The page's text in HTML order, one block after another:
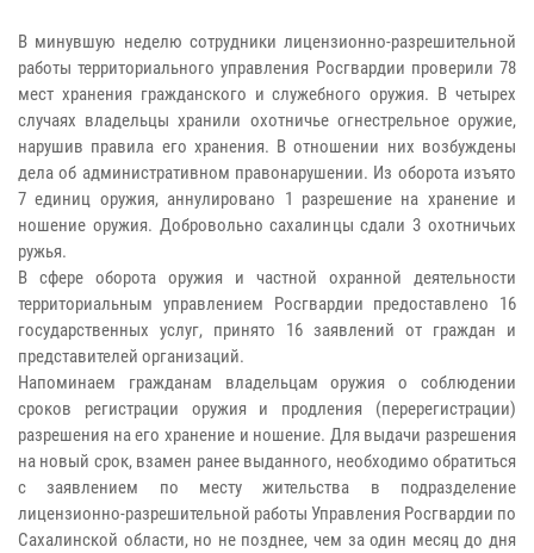
В минувшую неделю сотрудники лицензионно-разрешительной
работы территориального управления Росгвардии проверили 78
мест хранения гражданского и служебного оружия. В четырех
случаях владельцы хранили охотничье огнестрельное оружие,
нарушив правила его хранения. В отношении них возбуждены
дела об административном правонарушении. Из оборота изъято
7 единиц оружия, аннулировано 1 разрешение на хранение и
ношение оружия. Добровольно сахалинцы сдали 3 охотничьих
ружья.
В сфере оборота оружия и частной охранной деятельности
территориальным управлением Росгвардии предоставлено 16
государственных услуг, принято 16 заявлений от граждан и
представителей организаций.
Напоминаем гражданам владельцам оружия о соблюдении
сроков регистрации оружия и продления (перерегистрации)
разрешения на его хранение и ношение. Для выдачи разрешения
на новый срок, взамен ранее выданного, необходимо обратиться
с заявлением по месту жительства в подразделение
лицензионно-разрешительной работы Управления Росгвардии по
Сахалинской области, но не позднее, чем за один месяц до дня